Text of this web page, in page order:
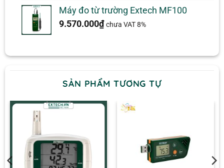
đánh giá
Máy đo từ trường Extech MF100
9.570.000₫ chưa VAT 8%
SẢN PHẨM TƯƠNG TỰ